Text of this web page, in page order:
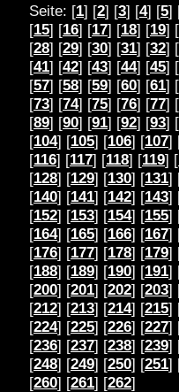
Seite: [1] [2] [3] [4] [5]
[15] [16] [17] [18] [19] [
[28] [29] [30] [31] [32] [
[41] [42] [43] [44] [45] [
[57] [58] [59] [60] [61] [
[73] [74] [75] [76] [77] [
[89] [90] [91] [92] [93] [
[104] [105] [106] [107]
[116] [117] [118] [119] [
[128] [129] [130] [131]
[140] [141] [142] [143]
[152] [153] [154] [155]
[164] [165] [166] [167]
[176] [177] [178] [179]
[188] [189] [190] [191]
[200] [201] [202] [203]
[212] [213] [214] [215]
[224] [225] [226] [227]
[236] [237] [238] [239]
[248] [249] [250] [251]
[260] [261] [262]